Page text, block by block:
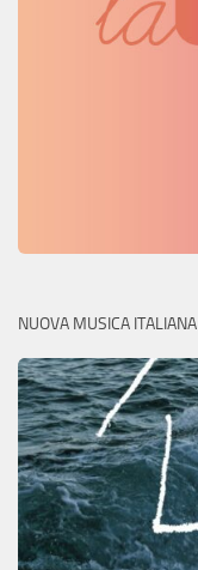
NUOVA MUSICA ITALIANA